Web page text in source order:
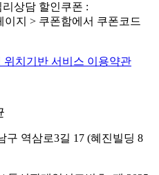
상담 할인쿠폰 :
이지 > 쿠폰함에서 쿠폰코드
위치기반 서비스 이용약관
구 역삼로3길 17 (혜진빌딩 8